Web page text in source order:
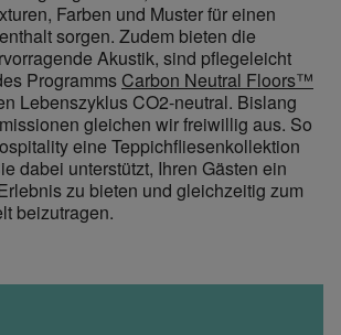
Farben und Muster für einen
sorgen. Zudem bieten die
Akustik, sind pflegeleicht
Programms Carbon Neutral Floors™
Lebenszyklus CO2-neutral. Bislang
gleichen wir freiwillig aus. So
eine Teppichfliesenkollektion
dabei unterstützt, Ihren Gästen ein
zu bieten und gleichzeitig zum
beizutragen.